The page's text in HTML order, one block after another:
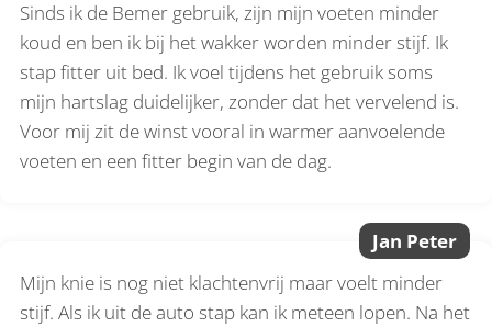
Sinds ik de Bemer gebruik, zijn mijn voeten minder
koud en ben ik bij het wakker worden minder stijf. Ik
stap fitter uit bed. Ik voel tijdens het gebruik soms
mijn hartslag duidelijker, zonder dat het vervelend is.
Voor mij zit de winst vooral in warmer aanvoelende
voeten en een fitter begin van de dag.
Jan Peter
Mijn knie is nog niet klachtenvrij maar voelt minder
stijf. Als ik uit de auto stap kan ik meteen lopen. Na het